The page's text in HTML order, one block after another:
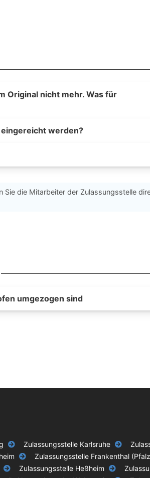
Original nicht mehr. Was für
eingereicht werden?
Sie die Mitarbeiter der Zulassungsstelle
umgezogen sind
Zulassungsstelle Karlsruhe
Zulassungsstelle Frankenthal
Zulassungsstelle Heßheim